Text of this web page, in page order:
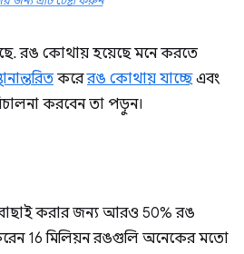
রঙ কোথায় হয়েছে মনে করতে
করেরঙ কোথায় যাচ্ছেএবং
করবেন তা পড়ুন।
বাছাই করার জন্য আরও 50% রঙ
16 মিলিয়ন রঙগুলি অনেকের মতো